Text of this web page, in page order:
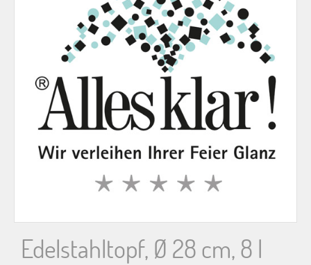
a
h
Edelstahltopf, Ø 28 cm, 8 l